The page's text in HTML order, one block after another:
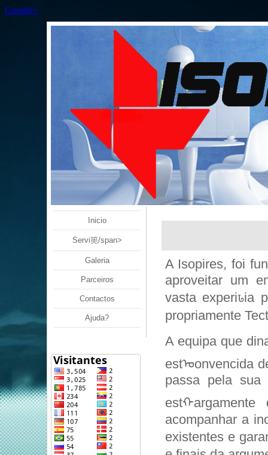
Google+
Inicio
Servi篼/span>
Galeria
Parceiros
Contactos
Ajuda?
A Isopires, foi
aproveitar um
vasta experiꮣia
propriamente
A equipa que
estᠣonvencida
passa pela sua
acompanhar a
existentes e